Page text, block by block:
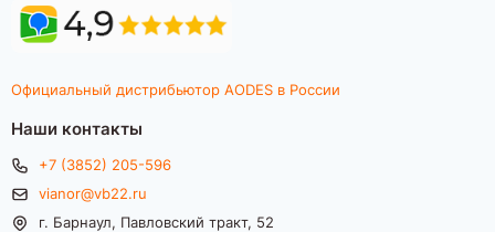
Официальный дистрибьютор AODES в России
Наши контакты
+7 (3852) 205-596
vianor@vb22.ru
г. Барнаул, Павловский тракт, 52